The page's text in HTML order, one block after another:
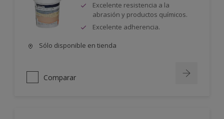
Excelente resistencia a la
abrasión y productos químicos.
Excelente adherencia.
Sólo disponible en tienda
Comparar